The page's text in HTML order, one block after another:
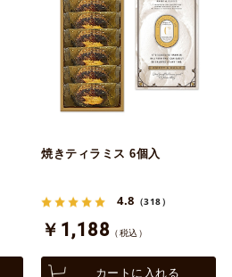
焼きティラミス 6個入
4.8 （318）
￥1,188 （税込）
カートに入れる